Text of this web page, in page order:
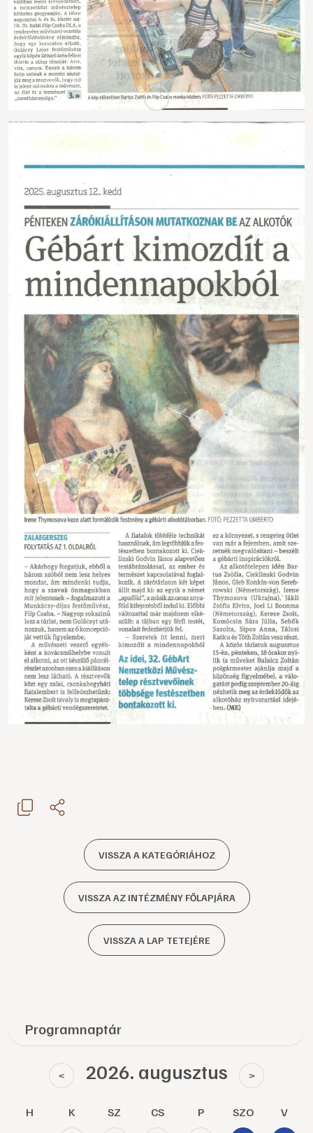
VISSZA A KATEGÓRIÁHOZ
VISSZA AZ INTÉZMÉNY FŐLAPJÁRA
VISSZA A LAP TETEJÉRE
Programnaptár
< 2026. augusztus >
H K SZ CS P SZO V